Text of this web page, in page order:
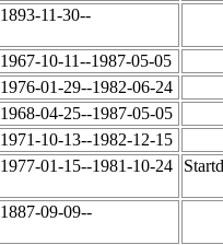
1893-11-30--
1967-10-11--1987-05-05
1976-01-29--1982-06-24
1968-04-25--1987-05-05
1971-10-13--1982-12-15
1977-01-15--1981-10-24
1887-09-09--